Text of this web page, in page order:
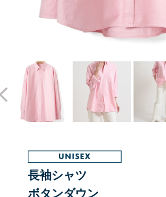
長袖シャツ
ボタンダウン